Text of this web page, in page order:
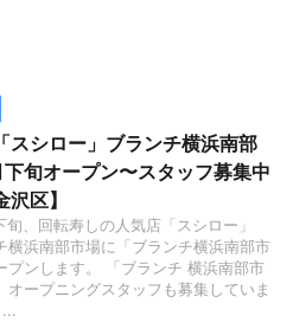
スシロー」ブランチ横浜南部
旬オープン〜スタッフ募集中
沢区】
、回転寿しの人気店「スシロー」
横浜南部市場に「ブランチ横浜南部市
プンします。 「ブランチ 横浜南部市
オープニングスタッフも募集していま